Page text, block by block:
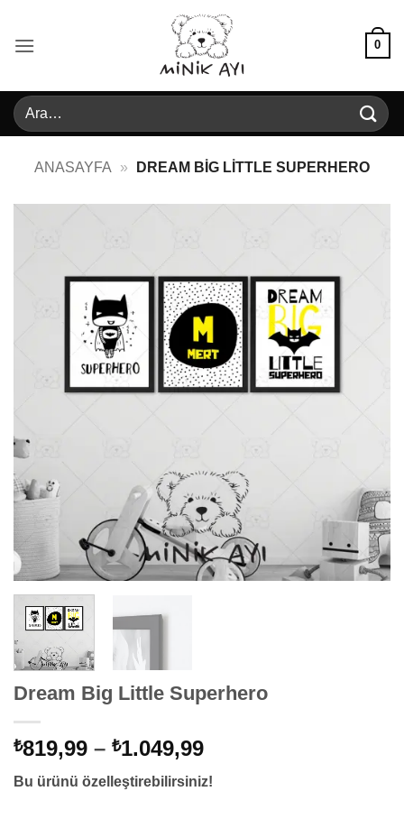
0
Ara:
ANASAYFA » DREAM BIG LITTLE SUPERHERO
Dream Big Little Superhero
₺819,99 – ₺1.049,99Fiyat
₺819,99
Bu ürünü özelleştirebilirsiniz!